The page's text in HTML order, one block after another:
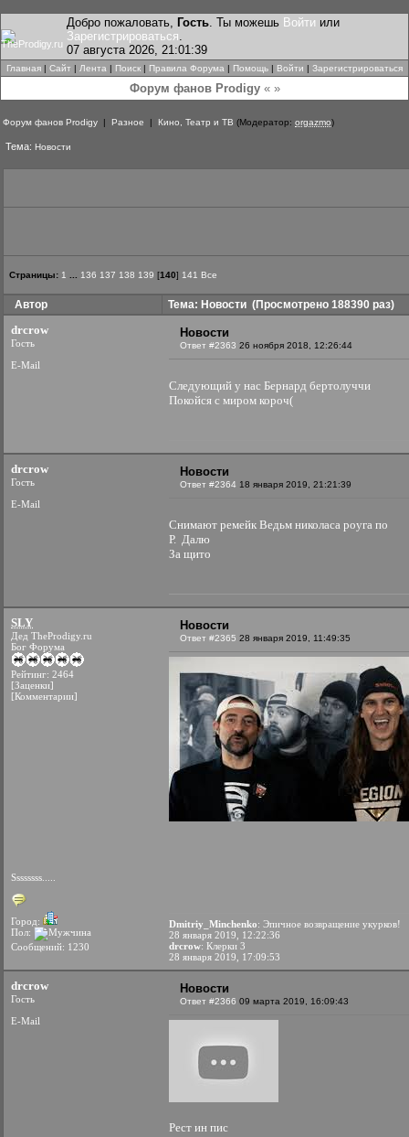
Добро пожаловать, Гость. Ты можешь Войти или
Зарегистрироваться.
07 августа 2026, 21:01:39
Главная | Сайт | Лента | Поиск | Правила Форума | Помощь | Войти | Зарегистрироваться
Форум фанов Prodigy« »
Форум фанов Prodigy | Разное | Кино, Театр и ТВ (Модератор: orgazmo)
Тема: Новости
Страницы: 1 136 137 138 139 [140] 141 Все
Автор Тема: Новости (Просмотрено 188390 раз)
drcrow
Гость
E-Mail
Новости
Ответ #2363 26 ноября 2018, 12:26:44
Следующий у нас Бернард бертолуччи
Покойся с миром короч(
drcrow
Гость
E-Mail
Новости
Ответ #2364 18 января 2019, 21:21:39
Снимают ремейк Ведьм николаса роуга по
Р. Далю
За щито
SLY
Дед TheProdigy.ru
Бог Форума
Рейтинг: 2464
[Заценки]
[Комментарии]
Ssssssss.....
Город:
Пол:
Сообщений: 1230
Новости
Ответ #2365 28 января 2019, 11:49:35
Dmitriy_Minchenko: Эпичное возвращение укурков!
28 января 2019, 12:22:36
drcrow: Клерки 3
28 января 2019, 17:09:53
drcrow
Гость
E-Mail
Новости
Ответ #2366 09 марта 2019, 16:09:43
Рест ин пис